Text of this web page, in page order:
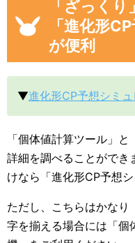
「ざっく
「進化形
が便利
▼進化形CP予想シミ
「個体値計算ツール」
詳細を調べることができ
けなら「進化形CP予想
ただし、こちらはかなり
字を揃える場合には「個